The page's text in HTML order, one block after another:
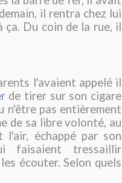
il rentra chez lui
Du coin de la rue, il
l'avaient appelé il
de tirer sur son cigare
n'être pas entièrement
de sa libre volonté, au
l'air, échappé par son
faisaient tressaillir
écouter. Selon quels